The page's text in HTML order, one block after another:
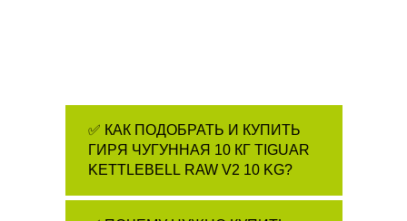
✅ КАК ПОДОБРАТЬ И КУПИТЬ
ГИРЯ ЧУГУННАЯ 10 КГ TIGUAR
KETTLEBELL RAW V2 10 KG?